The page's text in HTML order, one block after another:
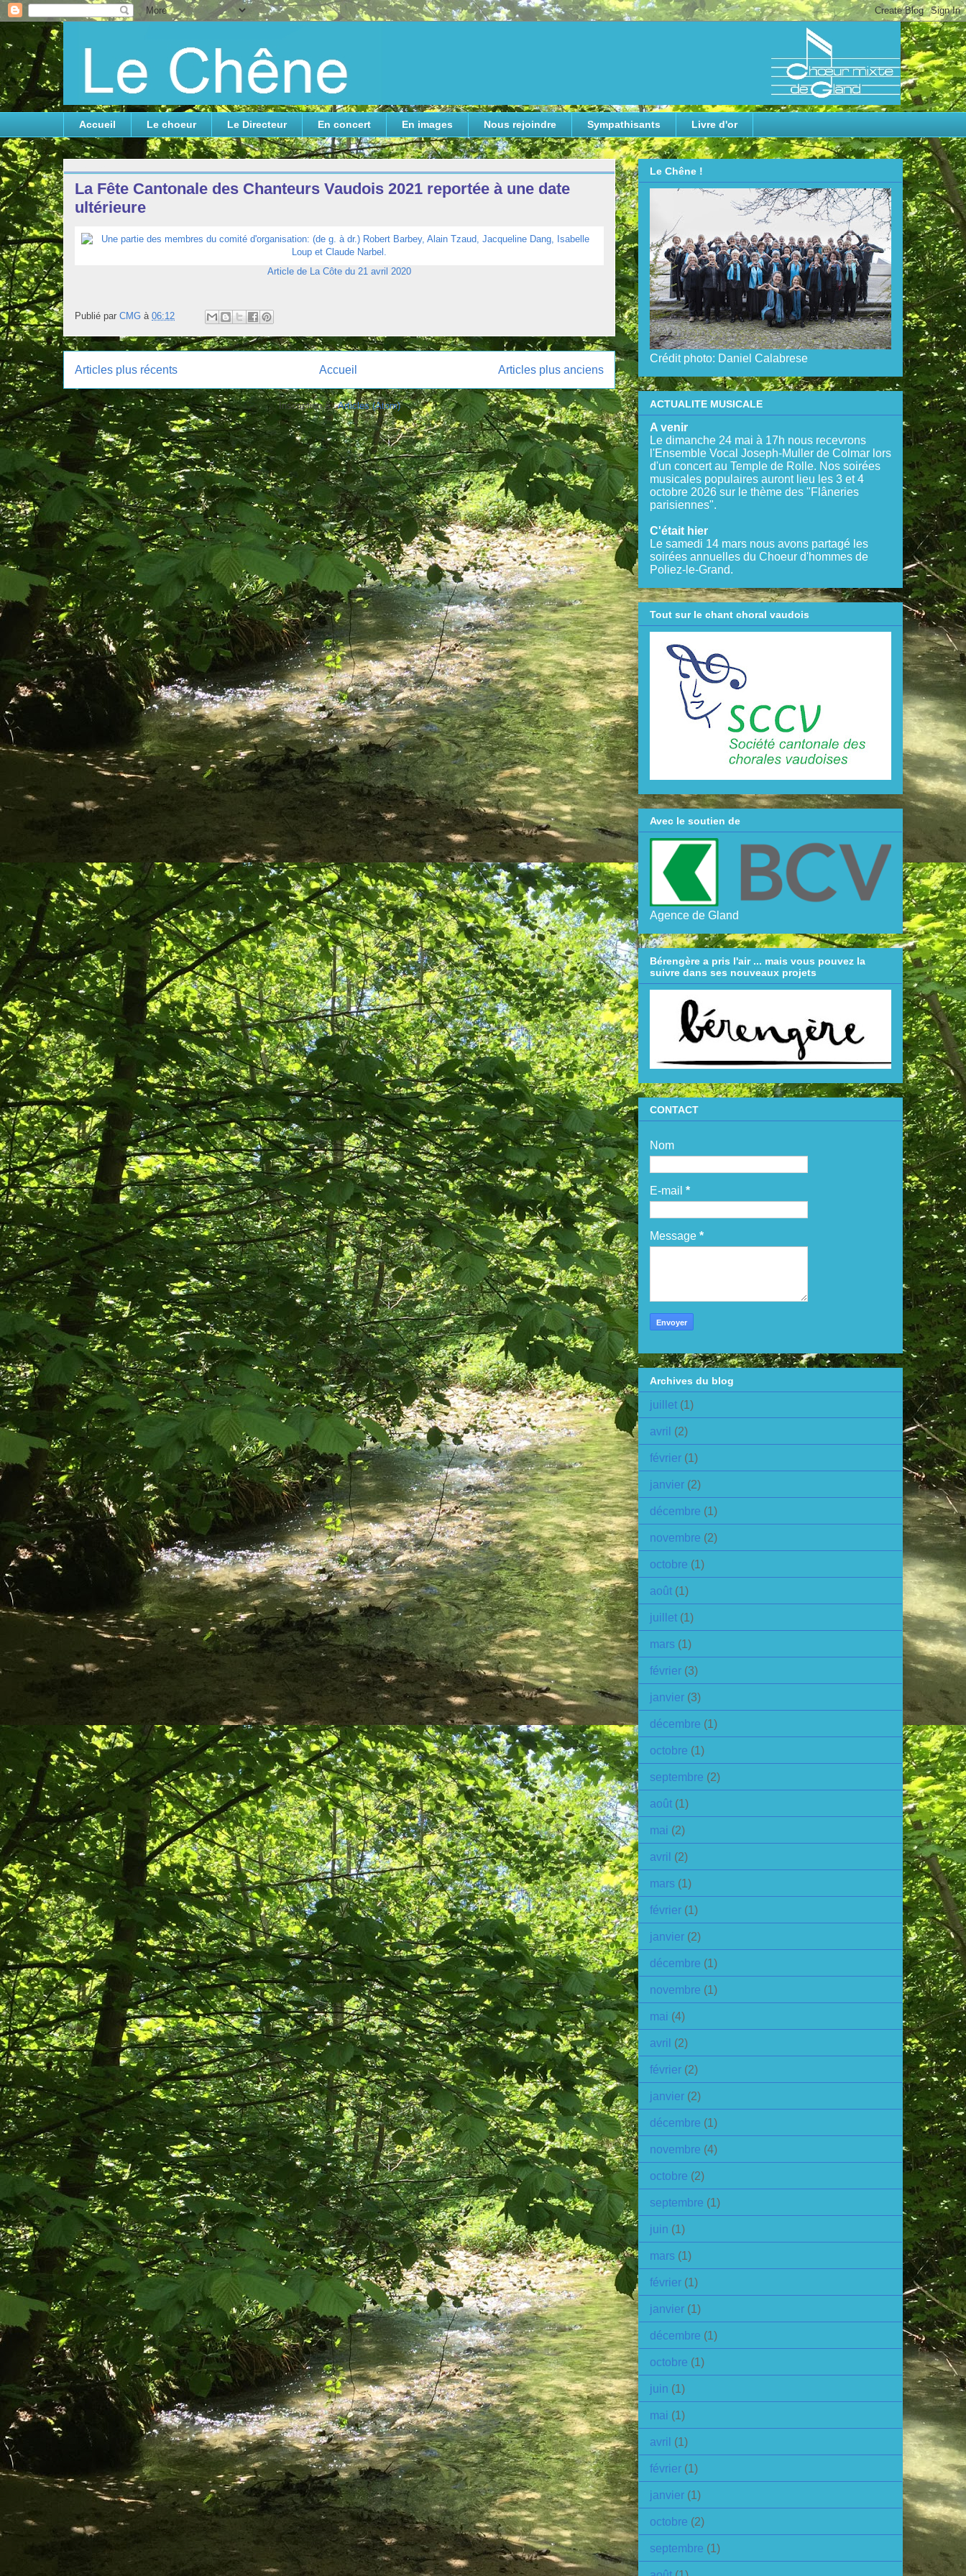
Accueil Le choeur Le Directeur En concert En images Nous rejoindre Sympathisants Livre d'or
La Fête Cantonale des Chanteurs Vaudois 2021 reportée à une date
ultérieure
Article de La Côte du 21 avril 2020
Publié par CMG à 06:12
Articles plus récents Articles plus anciens
Accueil
Inscription à :Articles (Atom)
Le Chêne !
Crédit photo: Daniel Calabrese
ACTUALITE MUSICALE
A venir
Le dimanche 24 mai à 17h nous recevrons
l'Ensemble Vocal Joseph-Muller de Colmar lors
d'un concert au Temple de Rolle. Nos soirées
musicales populaires auront lieu les 3 et 4
octobre 2026 sur le thème des "Flâneries
parisiennes".
C'était hier
Le samedi 14 mars nous avons partagé les
soirées annuelles du Choeur d'hommes de
Poliez-le-Grand.
Tout sur le chant choral vaudois
Avec le soutien de
Agence de Gland
Bérengère a pris l'air ... mais vous pouvez la
suivre dans ses nouveaux projets
CONTACT
Nom
E-mail *
Message *
Archives du blog
juillet (1)
avril (2)
février (1)
janvier (2)
décembre (1)
novembre (2)
octobre (1)
août (1)
juillet (1)
mars (1)
février (3)
janvier (3)
décembre (1)
octobre (1)
septembre (2)
août (1)
mai (2)
avril (2)
mars (1)
février (1)
janvier (2)
décembre (1)
novembre (1)
mai (4)
avril (2)
février (2)
janvier (2)
décembre (1)
novembre (4)
octobre (2)
septembre (1)
juin (1)
mars (1)
février (1)
janvier (1)
décembre (1)
octobre (1)
juin (1)
mai (1)
avril (1)
février (1)
janvier (1)
octobre (2)
septembre (1)